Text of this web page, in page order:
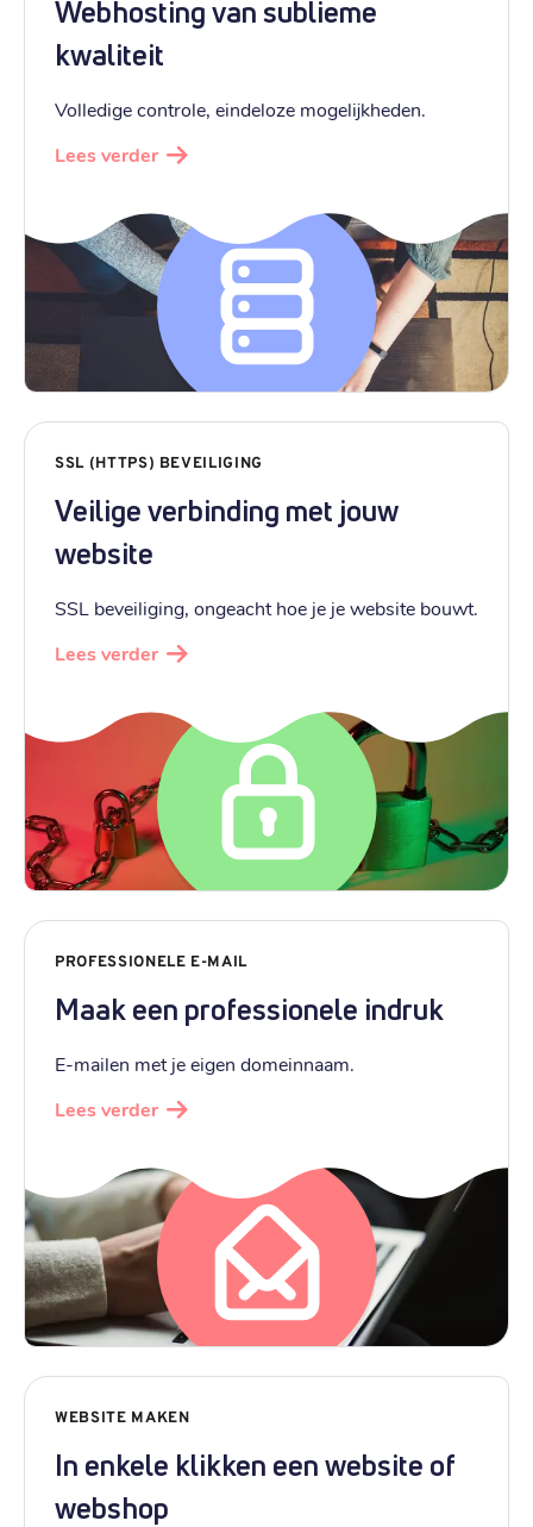
Webhosting van sublieme
kwaliteit
Volledige controle, eindeloze mogelijkheden.
Lees verder
SSL (HTTPS) BEVEILIGING
Veilige verbinding met jouw
website
SSL beveiliging, ongeacht hoe je je website bouwt.
Lees verder
PROFESSIONELE E-MAIL
Maak een professionele indruk
E-mailen met je eigen domeinnaam.
Lees verder
WEBSITE MAKEN
In enkele klikken een website of
webshop